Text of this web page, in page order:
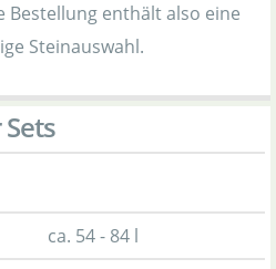
Bestellung enthält also eine
Steinauswahl.
ca. 54 - 84 l